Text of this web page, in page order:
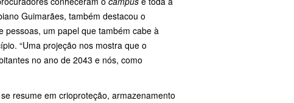
Guimarães, também destacou o
pessoas, um papel que também cabe à
“Uma projeção nos mostra que o
no ano de 2043 e nós, como
resume em crioproteção, armazenamento